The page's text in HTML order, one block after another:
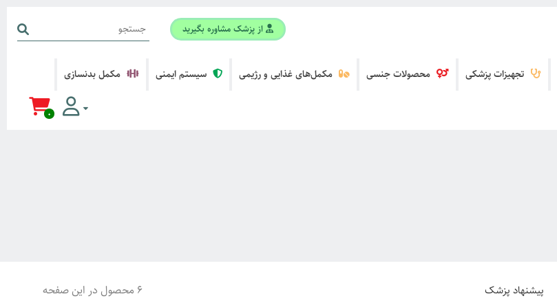
از پزشک مشاوره بگیرید
0
تجهیزات پزشکی محصولات جنسی مکمل‌های غذایی و رژیمی سیستم ایمنی مکمل بدنسازی
6 محصول در این صفحه پیشنهاد پزشک